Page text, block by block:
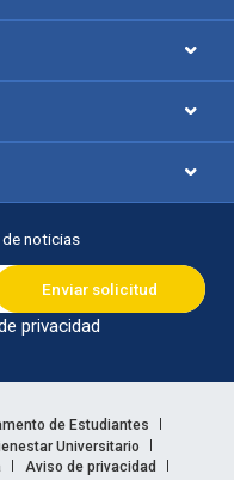
noticias
privacidad
de Estudiantes
Universitario
Aviso de privacidad